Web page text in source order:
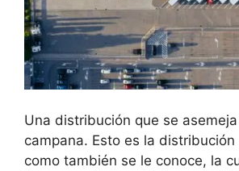
Una distribución que se
campana. Esto es la distribución
como también se le conoce, la